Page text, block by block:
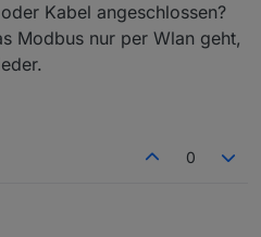
Kabel angeschlossen?
Modbus nur per Wlan geht,
0